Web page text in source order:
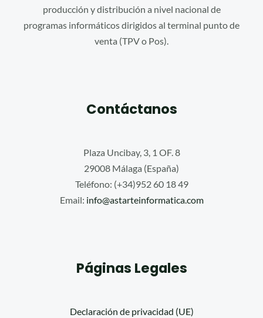
producción y distribución a nivel nacional de
programas informáticos dirigidos al terminal punto de
venta (TPV o Pos).
Contáctanos
Plaza Uncibay, 3, 1 OF. 8
29008 Málaga (España)
Teléfono: (+34)952 60 18 49
Email: info@astarteinformatica.com
Páginas Legales
Declaración de privacidad (UE)